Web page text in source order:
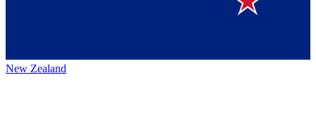
New Zealand